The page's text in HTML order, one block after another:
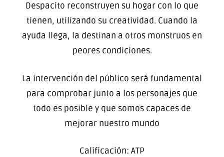
Despacito reconstruyen su hogar con lo que
tienen, utilizando su creatividad. Cuando la
ayuda llega, la destinan a otros monstruos en
peores condiciones.
La intervención del público será fundamental
para comprobar junto a los personajes que
todo es posible y que somos capaces de
mejorar nuestro mundo
Calificación: ATP